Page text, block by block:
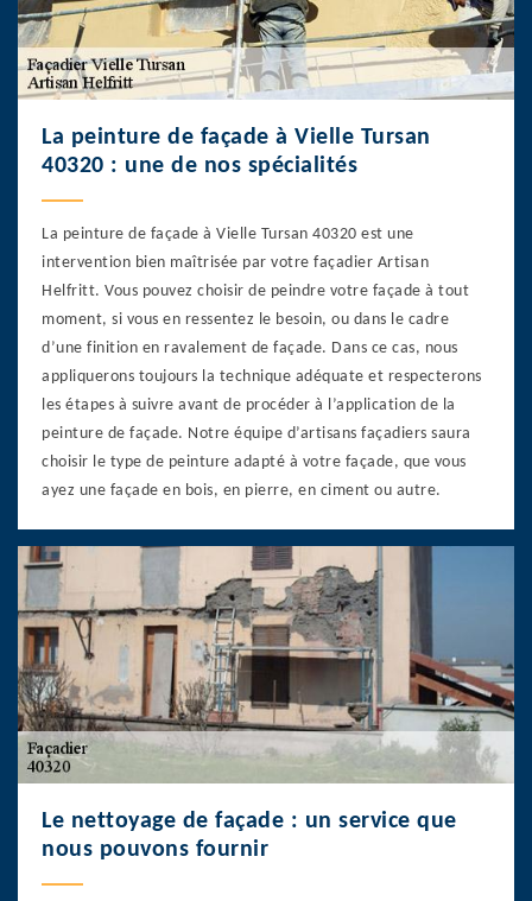
La peinture de façade à Vielle Tursan
40320 : une de nos spécialités
La peinture de façade à Vielle Tursan 40320 est une
intervention bien maîtrisée par votre façadier Artisan
Helfritt. Vous pouvez choisir de peindre votre façade à tout
moment, si vous en ressentez le besoin, ou dans le cadre
d’une finition en ravalement de façade. Dans ce cas, nous
appliquerons toujours la technique adéquate et respecterons
les étapes à suivre avant de procéder à l’application de la
peinture de façade. Notre équipe d’artisans façadiers saura
choisir le type de peinture adapté à votre façade, que vous
ayez une façade en bois, en pierre, en ciment ou autre.
Le nettoyage de façade : un service que
nous pouvons fournir